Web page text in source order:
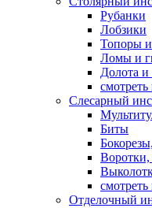
Рубанки
Лобзики
Топоры
Ломы и
Долота и
смотреть
Слесарный
Биты
Воротки,
смотреть
Отделочный